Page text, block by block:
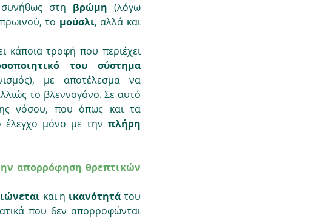
συνήθως στη βρώμη (λόγω
πρωινού, το μούσλι, αλλά και
κάποια τροφή που περιέχει
του σύστημα
το βλεννογόνο. Σε αυτό
νόσου, που όπως και τα
έλεγχο μόνο με την πλήρη
απορρόφηση θρεπτικών
και η ικανότητά
που δεν απορροφώνται